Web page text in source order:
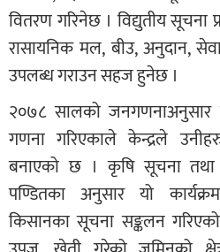
वितरण गरिनेछ । विद्युतीय सूचना
रासायनिक मल, बीउ, अनुदान,
उपलब्ध गराउन सहज हुनेछ ।
२०७८ सालको
गणना गरिएकाले केन्द्रले
बनाएको छ । कृषि सूचना तथा
पण्डितका अनुसार यो
किसानका सूचना सङ्कलन